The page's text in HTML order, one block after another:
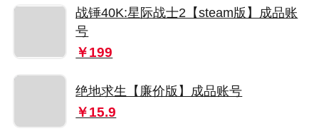
战锤40K:星际战士2【steam版】成品账
号
￥199
绝地求生【廉价版】成品账号
￥15.9